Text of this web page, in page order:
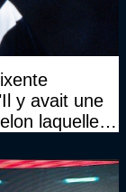
y avait une
laquelle il